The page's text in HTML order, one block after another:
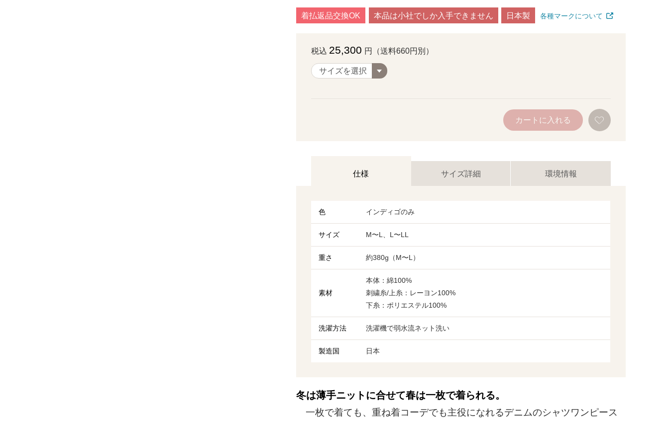
着払返品交換OK 本品は小社でしか入手できません 日本製 各種マークについて
税込 25,300 円（送料660円別）
カートに入れる
仕様 サイズ詳細 環境情報
色 インディゴのみ
サイズ M〜L、L〜LL
重さ 約380g（M〜L）
素材
本体：綿100%
刺繍糸/上糸：レーヨン100%
下糸：ポリエステル100%
洗濯方法 洗濯機で弱水流ネット洗い
製造国 日本
冬は薄手ニットに合せて春は一枚で着られる。
一枚で着ても、重ね着コーデでも主役になれるデニムのシャツワンピース